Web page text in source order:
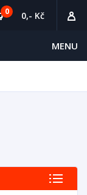
MENU
0 0,- Kč